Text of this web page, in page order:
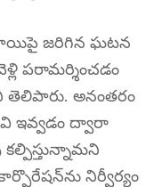
సాయిపై జరిగిన ఘటన
పరామర్శించడం
తెలిపారు. అనంతరం
ఇవ్వడం ద్వారా
కల్పిస్తున్నామని
నిర్వీర్యం